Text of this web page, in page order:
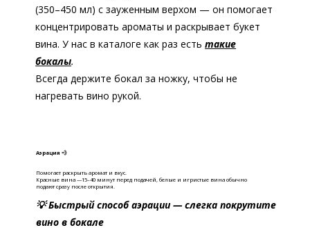
Аэрация 💨
Помогает раскрыть аромат и вкус.
Красные вина —15–40 минут перед подачей, белые и игристые вина обычно
подают сразу после открытия.
💡 Быстрый способ аэрации — слегка покрутите
вино в бокале
(350–450 мл) с зауженным верхом — он помогает
концентрировать ароматы и раскрывает букет
вина. У нас в каталоге как раз естьтакие
бокалы.
Всегда держите бокал за ножку, чтобы не
нагревать вино рукой.